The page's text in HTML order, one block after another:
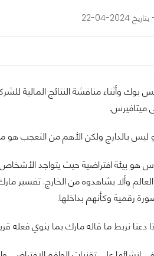
04-22
فيس بوك وأثناء مناقشة النتائج
ميتافيرس.
بالدارج ولكن الأهم من التعجب هو
هو بيئة افتراضية حيث يتواجد
وألا يشاهدوه من الخارج. تفسير
رقمية وكأنهم بداخلها.
نربط ما قاله مارك بما ينوي فعله